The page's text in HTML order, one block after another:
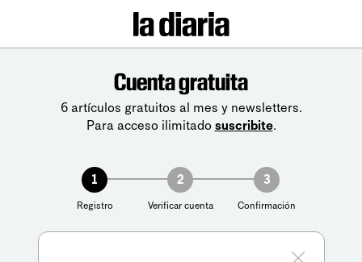
Cuenta gratuita
6 artículos gratuitos al mes y newsletters.
Para acceso ilimitado suscribite.
1
Registro
2
Verificar cuenta
3
Confirmación